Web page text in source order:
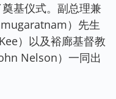
基仪式。副总理兼
）先生
）以及裕廊基督教
Nelson）一同出